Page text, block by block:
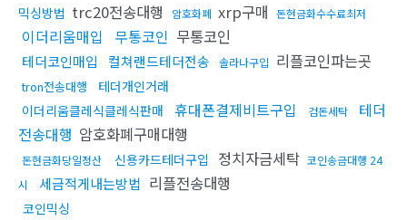
믹싱방법 trc20전송대행 암호화폐 xrp구매 돈현금화수수료최저
이더리움매입 무통코인 무통코인
테더코인매입 컬쳐랜드테더전송 솔라나구입 리플코인파는곳
tron전송대행
테더개인거래
이더리움클레식클레식판매
휴대폰결제비트구입 검돈세탁
테더
전송대행 암호화폐구매대행
돈현금화당일정산 신용카드테더구입 정치자금세탁 코인송금대행 24
시
세금적게내는방법 리플전송대행
코인믹싱